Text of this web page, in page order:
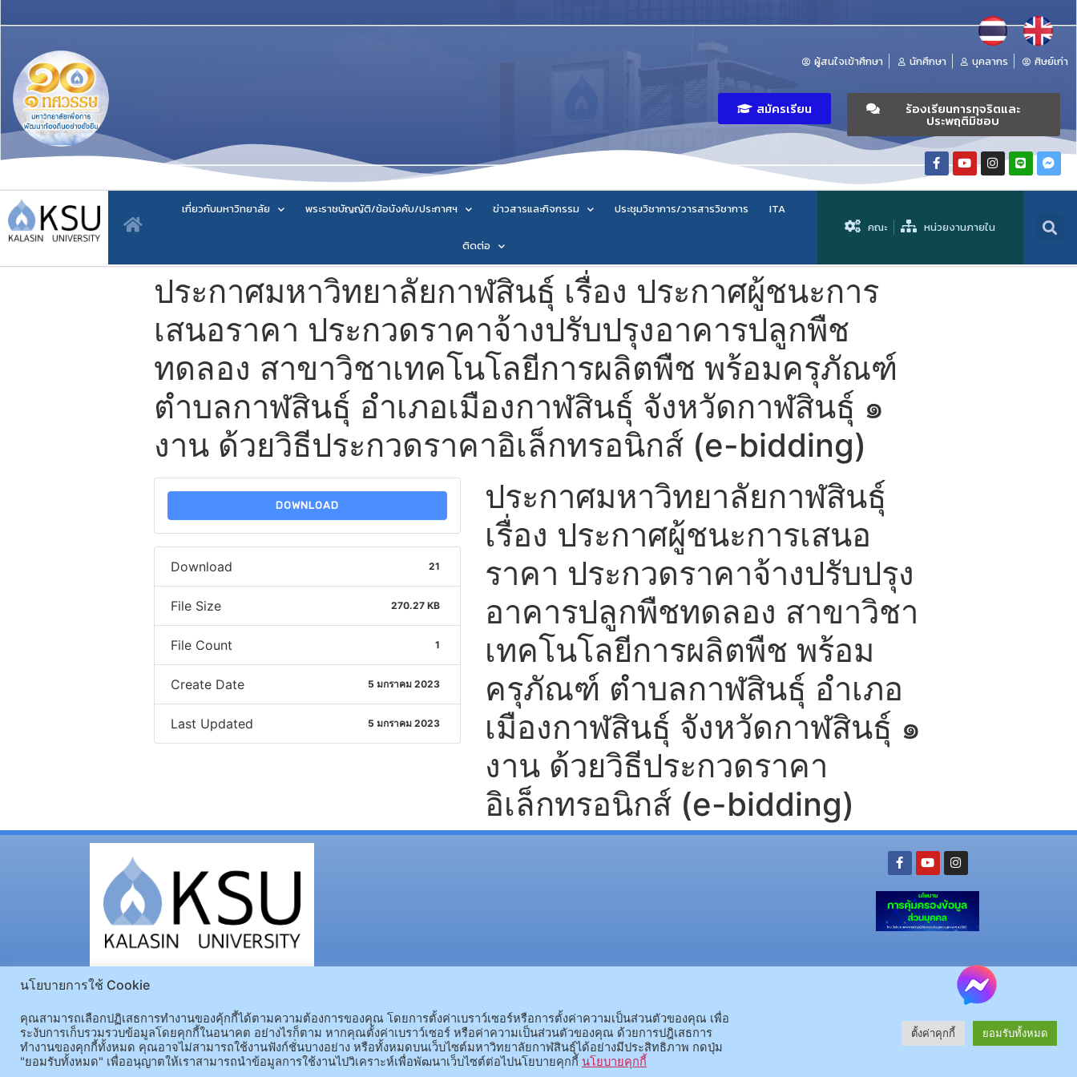
ผู้สนใจเข้าศึกษา นักศึกษา บุคลากร ศิษย์เก่า
สมัครเรียน ร้องเรียนการทุจริตและ
ประพฤติมิชอบ
เกี่ยวกับมหาวิทยาลัย พระราชบัญญัติ/ข้อบังคับ/ประกาศฯ ข่าวสารและกิจกรรม ประชุมวิชาการ/วารสารวิชาการ ITA
ติดต่อ
คณะ หน่วยงานภายใน
ประกาศมหาวิทยาลัยกาฬสินธุ์ เรื่อง ประกาศผู้ชนะการ
เสนอราคา ประกวดราคาจ้างปรับปรุงอาคารปลูกพืช
ทดลอง สาขาวิชาเทคโนโลยีการผลิตพืช พร้อมครุภัณฑ์
ตำบลกาฬสินธุ์ อำเภอเมืองกาฬสินธุ์ จังหวัดกาฬสินธุ์ ๑
งาน ด้วยวิธีประกวดราคาอิเล็กทรอนิกส์ (e-bidding)
DOWNLOAD
Download 21
File Size 270.27 KB
File Count 1
Create Date 5 มกราคม 2023
Last Updated 5 มกราคม 2023
ประกาศมหาวิทยาลัยกาฬสินธุ์
เรื่อง ประกาศผู้ชนะการเสนอ
ราคา ประกวดราคาจ้างปรับปรุง
อาคารปลูกพืชทดลอง สาขาวิชา
เทคโนโลยีการผลิตพืช พร้อม
ครุภัณฑ์ ตำบลกาฬสินธุ์ อำเภอ
เมืองกาฬสินธุ์ จังหวัดกาฬสินธุ์ ๑
งาน ด้วยวิธีประกวดราคา
อิเล็กทรอนิกส์ (e-bidding)
โทรศัพท์ : 043-602-055 โทรสาร : 043-602-044
โทรศัพท์ 043-811128 08-64584360 โทรสาร 043-813070
© 2025 All rights Reserved.
นโยบายการใช้ Cookie
คุณสามารถเลือกปฏิเสธการทำงานของคุ้กกี้ได้ตามความต้องการของคุณ โดยการตั้งค่าเบราว์เซอร์หรือการตั้งค่าความเป็นส่วนตัวของคุณ เพื่อ
ระงับการเก็บรวมรวบข้อมูลโดยคุกกี้ในอนาคต อย่างไรก็ตาม หากคุณตั้งค่าเบราว์เซอร์ หรือค่าความเป็นส่วนตัวของคุณ ด้วยการปฎิเสธการ
ทำงานของคุกกี้ทั้งหมด คุณอาจไม่สามารถใช้งานฟังก์ชั่นบางอย่าง หรือทั้งหมดบนเว็บไซต์มหาวิทยาลัยกาฬสินธุ์ได้อย่างมีประสิทธิภาพ กดปุ่ม
"ยอมรับทั้งหมด" เพื่ออนุญาตให้เราสามารถนำข้อมูลการใช้งานไปวิเคราะห์เพื่อพัฒนาเว็บไซต์ต่อไปนโยบายคุกกี้ นโยบายคุกกี้
ตั้งค่าคุกกี้ ยอมรับทั้งหมด